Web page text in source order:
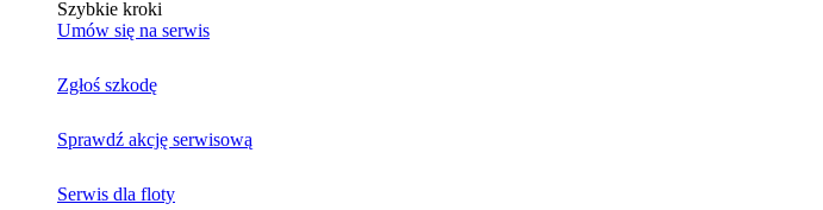
Szybkie kroki
Umów się na serwis
Zgłoś szkodę
Sprawdź akcję serwisową
Serwis dla floty